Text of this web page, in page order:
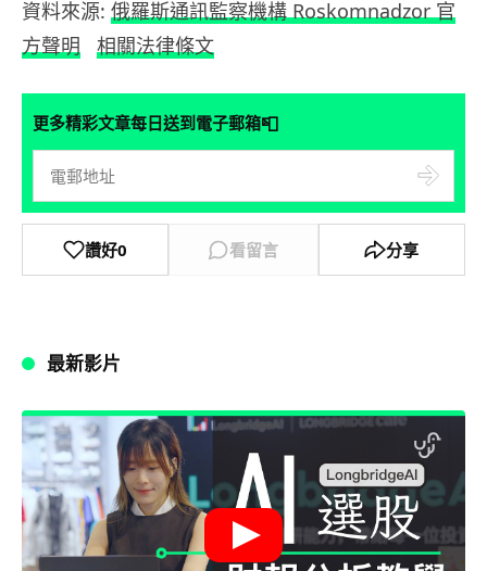
資料來源: 俄羅斯通訊監察機構 Roskomnadzor 官
方聲明
相關法律條文
更多精彩文章每日送到電子郵箱📮
讚好0 看留言 分享
最新影片